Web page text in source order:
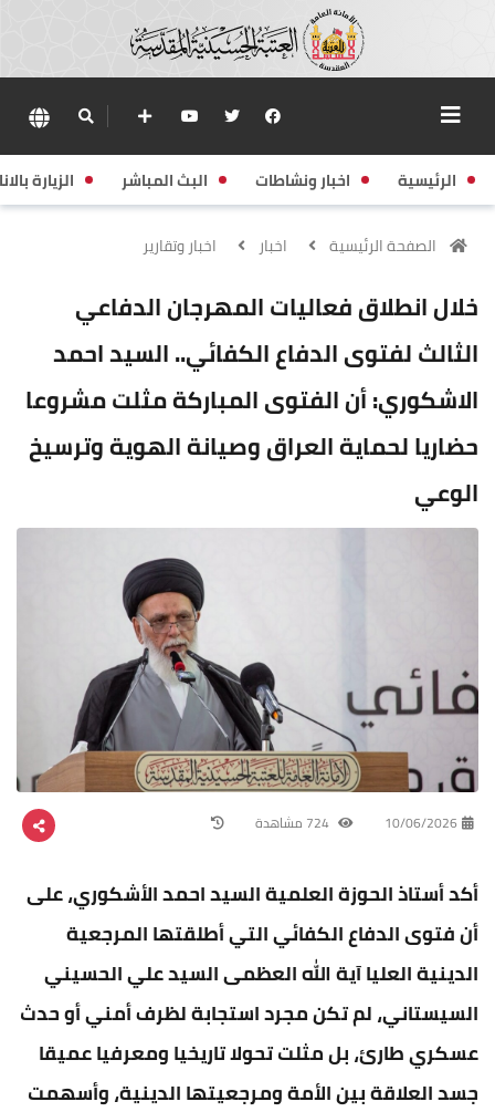
الرئيسية اخبار ونشاطات البث المباشر الزيارة
الصفحة الرئيسية اخبار اخبار وتقارير
خلال انطلاق فعاليات المهرجان الدفاعي
الثالث لفتوى الدفاع الكفائي.. السيد احمد
الاشكوري: أن الفتوى المباركة مثلت مشروعا
حضاريا لحماية العراق وصيانة الهوية وترسيخ
الوعي
10/06/2026
أكد أستاذ الحوزة العلمية السيد احمد الأشكوري، على
أن فتوى الدفاع الكفائي التي أطلقتها المرجعية
الدينية العليا آية الله العظمى السيد علي الحسيني
السيستاني، لم تكن مجرد استجابة لظرف أمني أو حدث
عسكري طارئ، بل مثلت تحولا تاريخيا ومعرفيا عميقا
جسد العلاقة بين الأمة ومرجعيتها الدينية، وأسهمت